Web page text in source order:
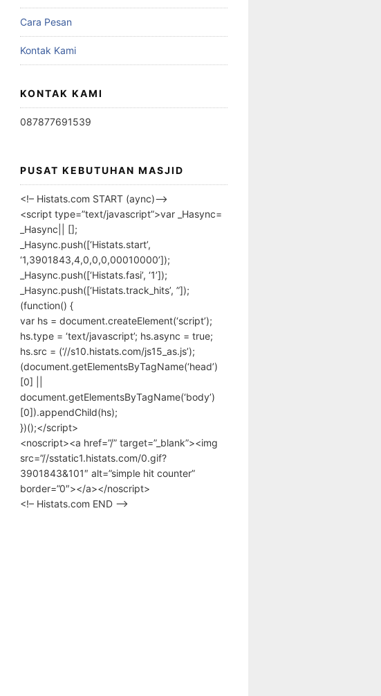
Cara Pesan
Kontak Kami
KONTAK KAMI
087877691539
PUSAT KEBUTUHAN MASJID
<!– Histats.com START (aync)–>
<script type=”text/javascript”>var _Hasync=
_Hasync|| [];
_Hasync.push([‘Histats.start’,
‘1,3901843,4,0,0,0,00010000’]);
_Hasync.push([‘Histats.fasi’, ‘1’]);
_Hasync.push([‘Histats.track_hits’, ”]);
(function() {
var hs = document.createElement(‘script’);
hs.type = ‘text/javascript’; hs.async = true;
hs.src = (‘//s10.histats.com/js15_as.js’);
(document.getElementsByTagName(‘head’)
[0] ||
document.getElementsByTagName(‘body’)
[0]).appendChild(hs);
})();</script>
<noscript><a href=”/” target=”_blank”><img
src=”//sstatic1.histats.com/0.gif?
3901843&101″ alt=”simple hit counter”
border=”0″></a></noscript>
<!– Histats.com END –>